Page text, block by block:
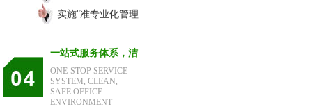
培训；
保证所有聘用人员
且无犯罪记录；
实施"准专业化管理
列、多项物业培
训。
一站式服务体系，洁
净、安全办公生活环
ONE-STOP SERVICE
SYSTEM, CLEAN,
SAFE OFFICE
ENVIRONMENT